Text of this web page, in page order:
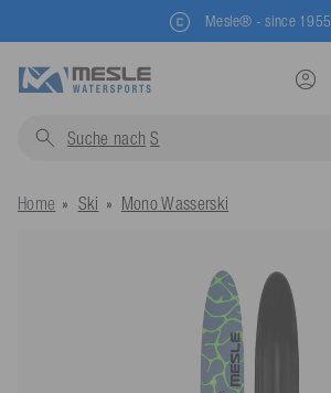
Mesle® - since 1955
Suche nach Schwimmw
Home Ski Mono Wasserski